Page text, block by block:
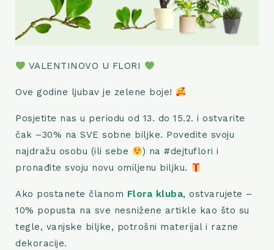
VALENTINOVO U FLORI
Ove godine ljubav je zelene boje!
Posjetite nas u periodu od 13. do 15.2. i ostvarite
čak –30% na SVE sobne biljke. Povedite svoju
najdražu osobu (ili sebe
) na #dejtuflori i
pronađite svoju novu omiljenu biljku.
Ako postanete članom Flora kluba, ostvarujete –
10% popusta na sve nesnižene artikle kao što su
tegle, vanjske biljke, potrošni materijal i razne
dekoracije.